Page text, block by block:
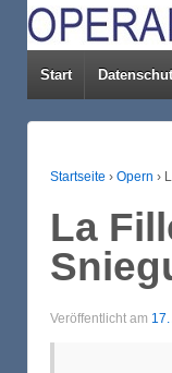
Start
Startseite › Opern ›
La
Veröffentlicht am